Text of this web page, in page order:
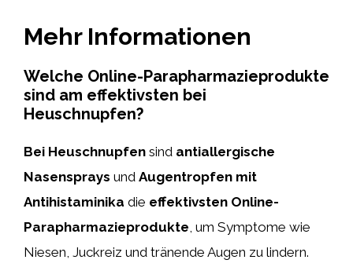
Mehr Informationen
Welche Online-Parapharmazieprodukte
sind am effektivsten bei
Heuschnupfen?
Bei Heuschnupfen sind antiallergische
Nasensprays und Augentropfen mit
Antihistaminika die effektivsten Online-
Parapharmazieprodukte , um Symptome wie
Niesen, Juckreiz und tränende Augen zu lindern.